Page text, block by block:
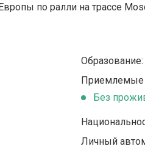
по ралли на трассе
Образование:
Приемлемые
Без
Личный